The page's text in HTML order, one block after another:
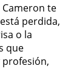
te
perdida,
o la
que
profesión,